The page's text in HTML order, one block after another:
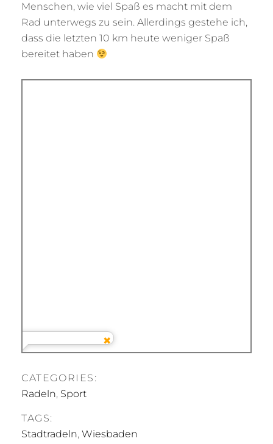
Menschen, wie viel Spaß es macht mit dem
Rad unterwegs zu sein. Allerdings gestehe ich,
dass die letzten 10 km heute weniger Spaß
bereitet haben
CATEGORIES:
Radeln, Sport
TAGS:
Stadtradeln, Wiesbaden